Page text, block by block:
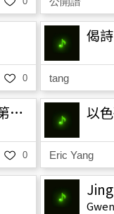
0
偈詩
tang
D大調嬉遊曲K.334第三樂章-小步舞曲
0
以
Eric Yang